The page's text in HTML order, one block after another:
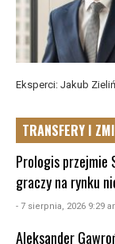
Eksperci: Jakub
TRANSFERY I
Prologis przejmie
graczy na rynku
- 7 sierpnia, 2026 9:29
Aleksander